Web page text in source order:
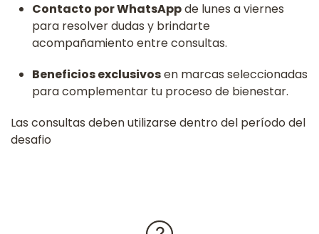
Contacto por WhatsAppde lunes a viernes
para resolver dudas y brindarte
acompañamiento entre consultas.
Beneficios exclusivosen marcas seleccionadas
para complementar tu proceso de bienestar.
Las consultas deben utilizarse dentro del período del
desafio